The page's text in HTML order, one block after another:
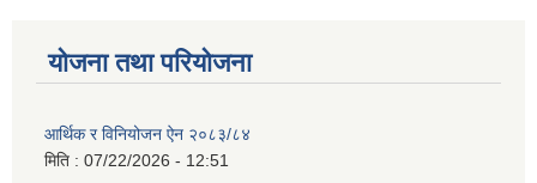
योजना तथा परियोजना
आर्थिक र विनियोजन ऐन २०८३/८४
मिति : 07/22/2026 - 12:51